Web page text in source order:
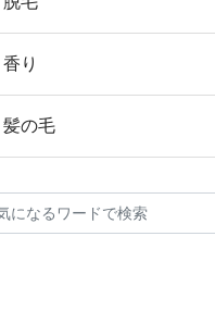
香り
髪の毛